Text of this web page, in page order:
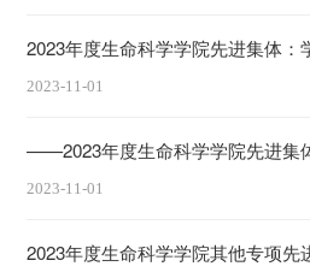
2023年度生命科学学院先进集体：
2023-11-01
——2023年度生命科学学院先进集
2023-11-01
2023年度生命科学学院其他专项先